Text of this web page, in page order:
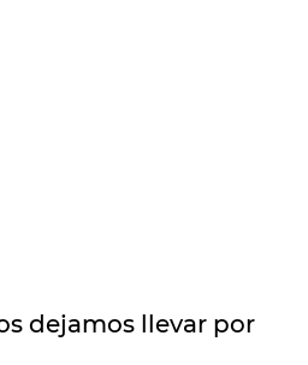
dejamos llevar por